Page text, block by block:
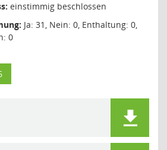
einstimmig beschlossen
Ja: 31, Nein: 0, Enthaltung: 0,
0